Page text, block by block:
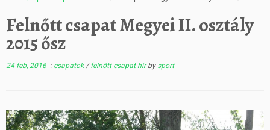
Felnőtt csapat Megyei II. osztály
2015 ősz
24 feb, 2016 : csapatok/felnőtt csapat hírby sport